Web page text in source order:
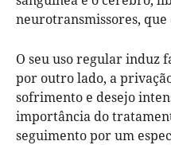
neurotransmissores,
O seu uso regular induz
por outro lado, a
sofrimento e desejo
importância do
seguimento por um